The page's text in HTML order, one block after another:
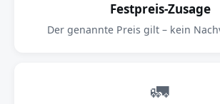
Festpreis-Zusage
Der genannte Preis gilt – kein
🚛